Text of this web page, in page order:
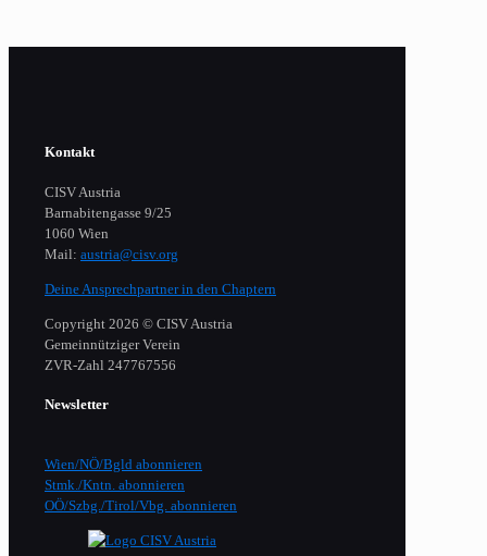
Kontakt
CISV Austria
Barnabitengasse 9/25
1060 Wien
Mail: austria@cisv.org
Deine Ansprechpartner in den Chaptern
Copyright 2026 © CISV Austria
Gemeinnütziger Verein
​ZVR-Zahl 247767556
Newsletter
Wien/NÖ/Bgld abonnieren
Stmk./Kntn. abonnieren
OÖ/Szbg./Tirol/Vbg. abonnieren